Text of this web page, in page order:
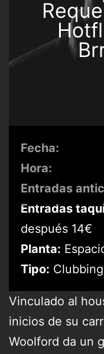
Fecha:
Hora:
Entradas
Entradas
después 14€
Planta:
Tipo: Clubbing
Vinculado al
inicios de su
Woolford da un